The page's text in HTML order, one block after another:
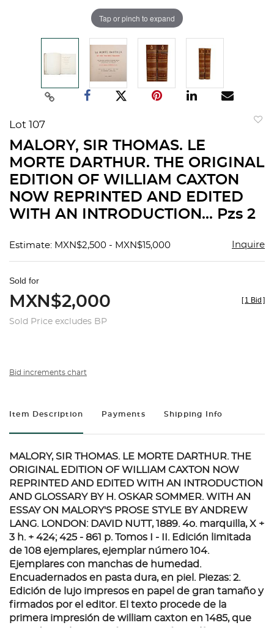
Tap or pinch to expand
Lot 107
MALORY, SIR THOMAS. LE
MORTE DARTHUR. THE ORIGINAL
EDITION OF WILLIAM CAXTON
NOW REPRINTED AND EDITED
WITH AN INTRODUCTION... Pzs 2
Estimate: MXN$2,500 - MXN$15,000 Inquire
Sold for
MXN$2,000
Sold Price excludes BP
[ 1 Bid ]
Bid increments chart
Item Description Payments Shipping Info
MALORY, SIR THOMAS. LE MORTE DARTHUR. THE
ORIGINAL EDITION OF WILLIAM CAXTON NOW
REPRINTED AND EDITED WITH AN INTRODUCTION
AND GLOSSARY BY H. OSKAR SOMMER. WITH AN
ESSAY ON MALORY'S PROSE STYLE BY ANDREW
LANG. LONDON: DAVID NUTT, 1889. 4o. marquilla, X +
3 h. + 424; 425 - 861 p. Tomos I - II. Edición limitada
de 108 ejemplares, ejemplar número 104.
Ejemplares con manchas de humedad.
Encuadernados en pasta dura, en piel. Piezas: 2.
Edición de lujo impresos en papel de gran tamaño y
firmados por el editor. El texto procede de la
primera impresión de william caxton en 1485, que